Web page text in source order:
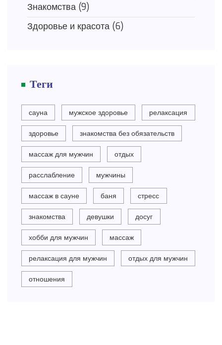
Знакомства (9)
Здоровье и красота (6)
Теги
сауна мужское здоровье релаксация
здоровье знакомства без обязательств
массаж для мужчин отдых
расслабление мужчины
массаж в сауне баня стресс
знакомства девушки досуг
хобби для мужчин массаж
релаксация для мужчин отдых для мужчин
отношения